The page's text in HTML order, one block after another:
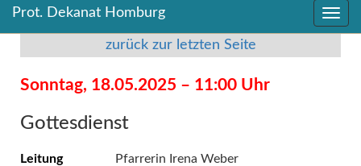
Inhalt
springen
Prot. Dekanat Homburg
Inhalt
springen
zurück zur letzten Seite
Sonntag, 18.05.2025 – 11:00 Uhr
Gottesdienst
Leitung
Pfarrerin Irena Weber